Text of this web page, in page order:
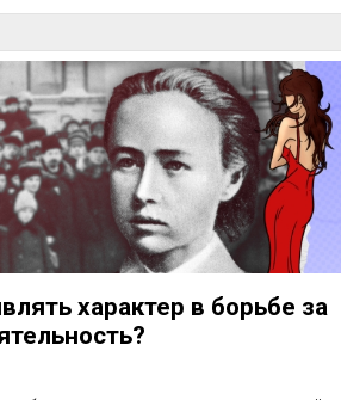
инцидент — парт­неры
характер в борьбе за